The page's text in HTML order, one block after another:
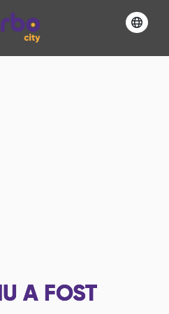
A FOST